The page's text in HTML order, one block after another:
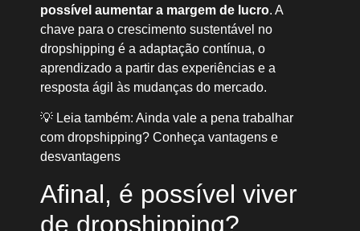
possível aumentar a margem de lucro. A
chave para o crescimento sustentável no
dropshipping é a adaptação contínua, o
aprendizado a partir das experiências e a
resposta ágil às mudanças do mercado.
💡 Leia também: Ainda vale a pena trabalhar
com dropshipping? Conheça vantagens e
desvantagens
Afinal, é possível viver
de dropshipping?